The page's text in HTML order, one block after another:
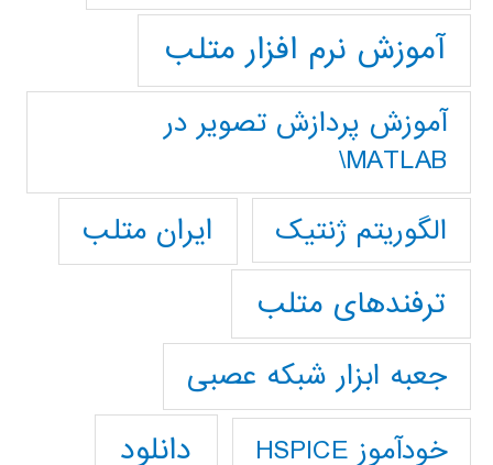
آموزش نرم افزار متلب
آموزش پردازش تصوير در
MATLAB\
الگوریتم ژنتیک
ایران متلب
ترفندهای متلب
جعبه ابزار شبکه عصبی
خودآموز HSPICE دانلود